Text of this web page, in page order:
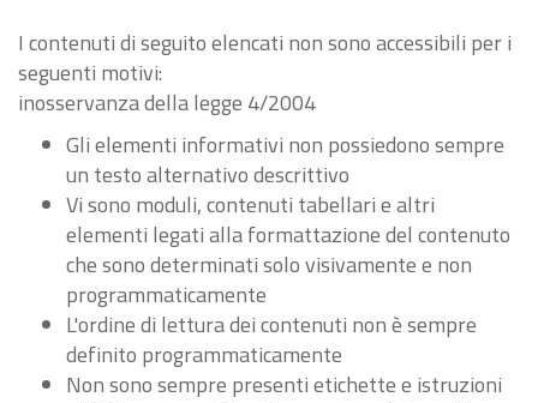
I contenuti di seguito elencati non sono accessibili per i
seguenti motivi:
inosservanza della legge 4/2004
Gli elementi informativi non possiedono sempre
un testo alternativo descrittivo
Vi sono moduli, contenuti tabellari e altri
elementi legati alla formattazione del contenuto
che sono determinati solo visivamente e non
programmaticamente
L'ordine di lettura dei contenuti non è sempre
definito programmaticamente
Non sono sempre presenti etichette e istruzioni